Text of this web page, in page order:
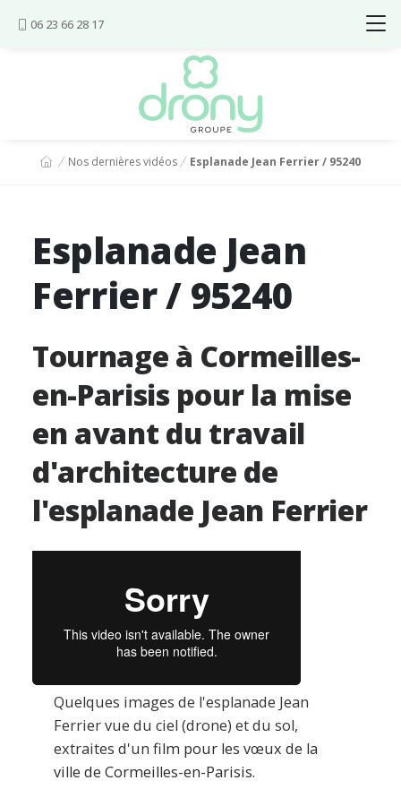
06 23 66 28 17
Vous êtes ici :Nos dernières vidéos Esplanade Jean Ferrier / 95240
Esplanade Jean
Ferrier / 95240
Tournage à Cormeilles-
en-Parisis pour la mise
en avant du travail
d'architecture de
l'esplanade Jean Ferrier
Quelques images de l'esplanade Jean
Ferrier vue du ciel (drone) et du sol,
extraites d'un film pour les vœux de la
ville de Cormeilles-en-Parisis.